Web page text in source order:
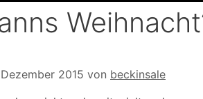
Dezember 2015 von beckinsale